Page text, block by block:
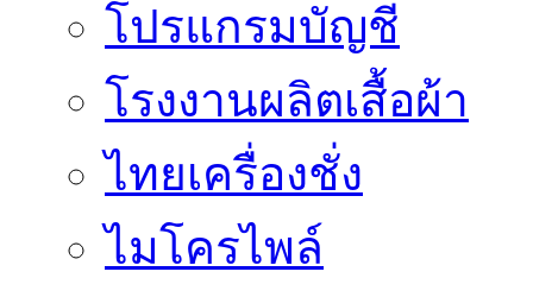
โปรแกรมบัญชี
โรงงานผลิตเสื้อผ้า
ไทยเครื่องชั่ง
ไมโครไพล์